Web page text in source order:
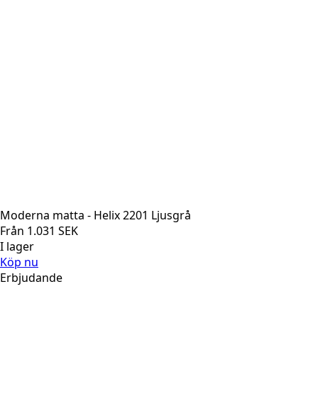
Moderna matta - Helix 2201 Ljusgrå
Från 1.031 SEK
I lager
Köp nu
Erbjudande